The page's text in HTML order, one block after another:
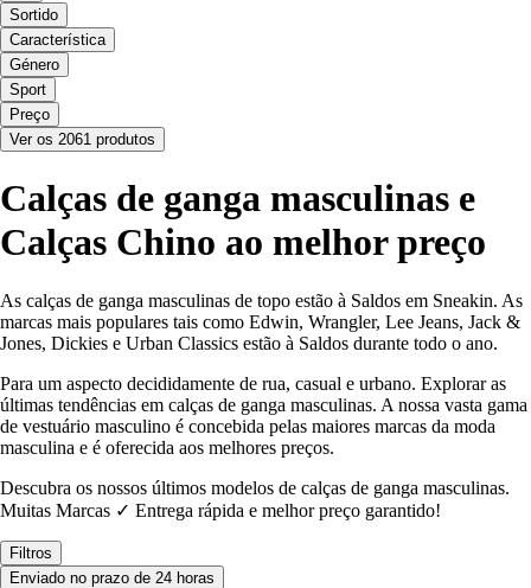
Sortido
Característica
Género
Sport
Preço
Ver os 2061 produtos
Calças de ganga masculinas e
Calças Chino ao melhor preço
As calças de ganga masculinas de topo estão à Saldos em Sneakin. As
marcas mais populares tais como Edwin, Wrangler, Lee Jeans, Jack &
Jones, Dickies e Urban Classics estão à Saldos durante todo o ano.
Para um aspecto decididamente de rua, casual e urbano. Explorar as
últimas tendências em calças de ganga masculinas. A nossa vasta gama
de vestuário masculino é concebida pelas maiores marcas da moda
masculina e é oferecida aos melhores preços.
Descubra os nossos últimos modelos de calças de ganga masculinas.
Muitas Marcas ✓ Entrega rápida e melhor preço garantido!
Filtros
Enviado no prazo de 24 horas